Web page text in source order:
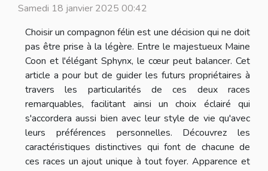
Samedi 18 janvier 2025 00:42
Choisir un compagnon félin est une décision qui ne doit
pas être prise à la légère. Entre le majestueux Maine
Coon et l'élégant Sphynx, le cœur peut balancer. Cet
article a pour but de guider les futurs propriétaires à
travers les particularités de ces deux races
remarquables, facilitant ainsi un choix éclairé qui
s'accordera aussi bien avec leur style de vie qu'avec
leurs préférences personnelles. Découvrez les
caractéristiques distinctives qui font de chacune de
ces races un ajout unique à tout foyer. Apparence et